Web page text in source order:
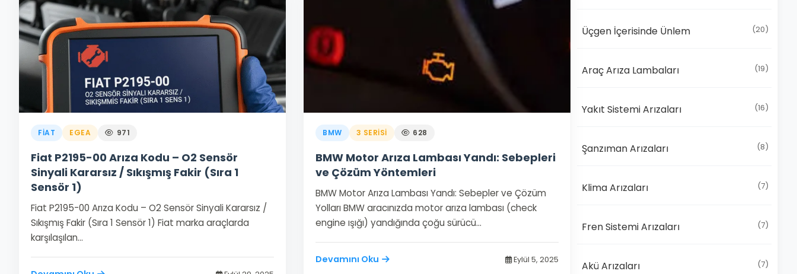
FIAT EGEA 971
Fiat P2195-00 Arıza Kodu – O2 Sensör
Sinyali Kararsız / Sıkışmış Fakir (Sıra 1
Sensör 1)
Fiat P2195-00 Arıza Kodu – O2 Sensör Sinyali Kararsız /
Sıkışmış Fakir (Sıra 1 Sensör 1) Fiat marka araçlarda
karşılaşılan…
BMW 3 SERISI 628
BMW Motor Arıza Lambası Yandı: Sebepleri
ve Çözüm Yöntemleri
BMW Motor Arıza Lambası Yandı: Sebepler ve Çözüm
Yolları BMW aracınızda motor arıza lambası (check
engine ışığı) yandığında çoğu sürücü…
Devamını Oku Eylül 5, 2025
Üçgen İçerisinde Ünlem (20)
Araç Arıza Lambaları (19)
Yakıt Sistemi Arızaları (16)
Şanzıman Arızaları (8)
Klima Arızaları (7)
Fren Sistemi Arızaları (7)
Akü Arızaları (7)